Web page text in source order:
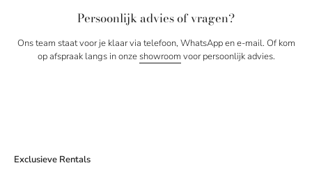
Persoonlijk advies of vragen?
Ons team staat voor je klaar via telefoon, WhatsApp en e-mail. Of kom
op afspraak langs in onzeshowroom voor persoonlijk advies.
Exclusieve Rentals